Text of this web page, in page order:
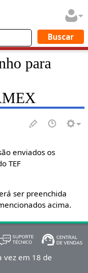
para
enviados os
TEF
ser preenchida
acima.
vez em 18 de